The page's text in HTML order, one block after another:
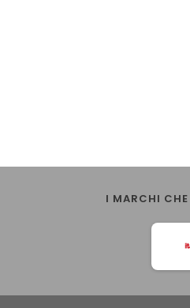
I MARCHI